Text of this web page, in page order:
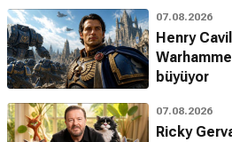
07.08.2026
Henry
büyüyor
07.08.2026
Ricky